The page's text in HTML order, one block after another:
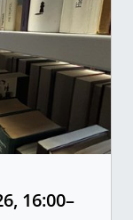
16:00–